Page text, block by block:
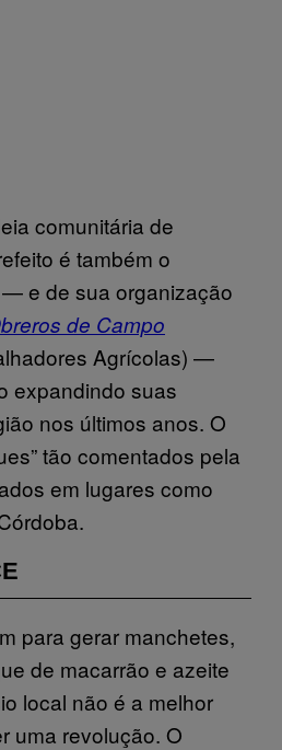
comunitária de
é também o
e de sua organização
de Campo
Agrícolas) —
expandindo suas
nos últimos anos. O
tão comentados pela
em lugares como
para gerar manchetes,
de macarrão e azeite
local não é a melhor
uma revolução. O